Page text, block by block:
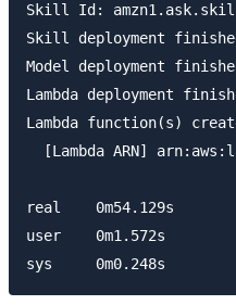
Skill Id:
Skill deployment
Model deployment
Lambda deployment
Lambda function(s)
[Lambda ARN]
real	0m54.129s
user	0m1.572s